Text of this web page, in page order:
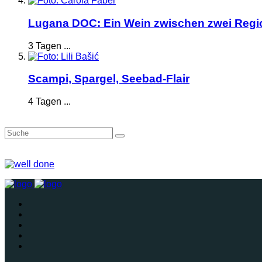
Lugana DOC: Ein Wein zwischen zwei
3 Tagen ...
Scampi, Spargel, Seebad-Flair
4 Tagen ...